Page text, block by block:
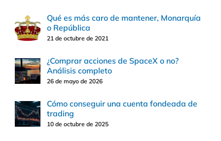
Qué es más caro de mantener, Monarquía
o República
21 de octubre de 2021
¿Comprar acciones de SpaceX o no?
Análisis completo
26 de mayo de 2026
Cómo conseguir una cuenta fondeada de
trading
10 de octubre de 2025